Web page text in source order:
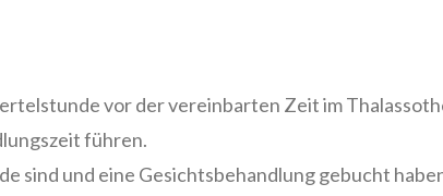
vor der vereinbarten Zeit im
führen.
sind und eine Gesichtsbehandlung gebucht